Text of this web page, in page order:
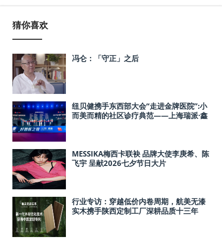
猜你喜欢
冯仑：「守正」之后
纽贝健携手东西部大会“走进金牌医院”:小
而美而精的社区诊疗典范——上海瑞派·鑫
MESSIKA梅西卡联袂 品牌大使李庚希、陈
飞宇 呈献2026七夕节日大片
行业专访：穿越低价内卷周期，航美无漆
实木携手陕西定制工厂深耕品质十三年